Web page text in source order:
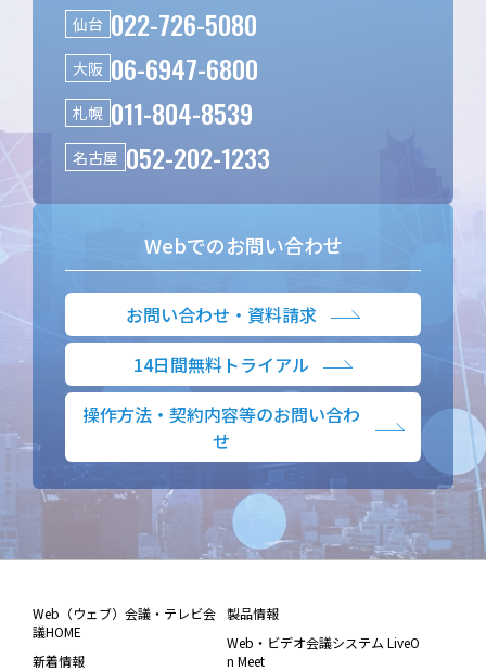
仙台 022-726-5080
大阪 06-6947-6800
札幌 011-804-8539
名古屋 052-202-1233
Webでのお問い合わせ
お問い合わせ・資料請求
14日間無料トライアル
操作方法・契約内容等のお問い合わ
せ
Web（ウェブ）会議・テレビ会
議HOME
新着情報
製品情報
Web・ビデオ会議システム LiveO
n Meet